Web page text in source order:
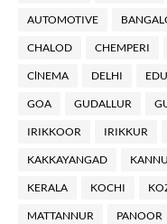
AUTOMOTIVE
CHALOD CHEMPERI
ClNEMA DELHI
GOA GUDALLUR
IRIKKOOR IRIKKUR
KAKKAYANGAD
KERALA KOCHI
MATTANNUR PANOOR